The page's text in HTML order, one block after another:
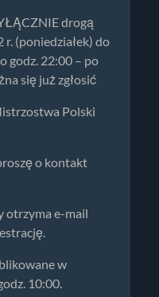
drogą
(poniedziałek) do
godz. 22:00 – po
się już zgłosić
Polski
o kontakt
otrzyma e-mail
w
10:00.